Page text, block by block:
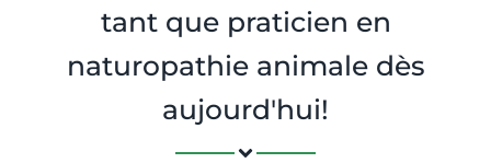
tant que praticien en
naturopathie animale dès
aujourd'hui!